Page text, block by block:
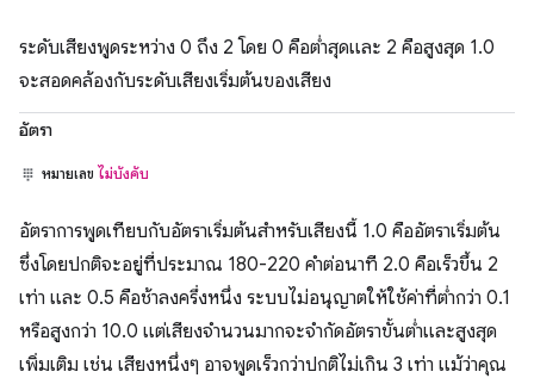
ระดับเสียงพูดระหว่าง 0 ถึง 2 โดย 0 คือต่ำสุดและ 2 คือสูงสุด 1.0
จะสอดคล้องกับระดับเสียงเริ่มต้นของเสียง
อัตรา
หมายเลข ไม่บังคับ
อัตราการพูดเทียบกับอัตราเริ่มต้นสำหรับเสียงนี้ 1.0 คืออัตราเริ่มต้น
ซึ่งโดยปกติจะอยู่ที่ประมาณ 180-220 คำต่อนาที 2.0 คือเร็วขึ้น 2
เท่า และ 0.5 คือช้าลงครึ่งหนึ่ง ระบบไม่อนุญาตให้ใช้ค่าที่ต่ำกว่า 0.1
หรือสูงกว่า 10.0 แต่เสียงจำนวนมากจะจำกัดอัตราขั้นต่ำและสูงสุด
เพิ่มเติม เช่น เสียงหนึ่งๆ อาจพูดเร็วกว่าปกติไม่เกิน 3 เท่า แม้ว่าคุณ